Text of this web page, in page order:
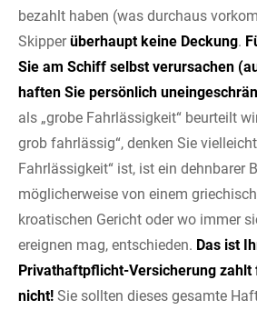
bezahlt haben (was durchaus
Skipperüberhaupt keine Deckung.
Sie am Schiff selbst verursachen
haften Sie persönlich
als „grobe Fahrlässigkeit“ beurteilt
grob fahrlässig“, denken Sie
Fahrlässigkeit“ ist, ist ein dehnbarer
möglicherweise von einem
kroatischen Gericht oder wo immer
ereignen mag, entschieden. Das ist
Privathaftpflicht-Versicherung zahlt
nicht! Sie sollten dieses gesamte